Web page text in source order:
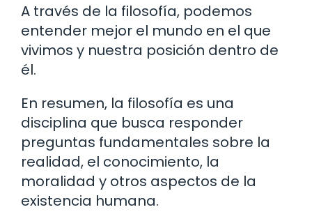
A través de la filosofía, podemos
entender mejor el mundo en el que
vivimos y nuestra posición dentro de
él.
En resumen, la filosofía es una
disciplina que busca responder
preguntas fundamentales sobre la
realidad, el conocimiento, la
moralidad y otros aspectos de la
existencia humana.